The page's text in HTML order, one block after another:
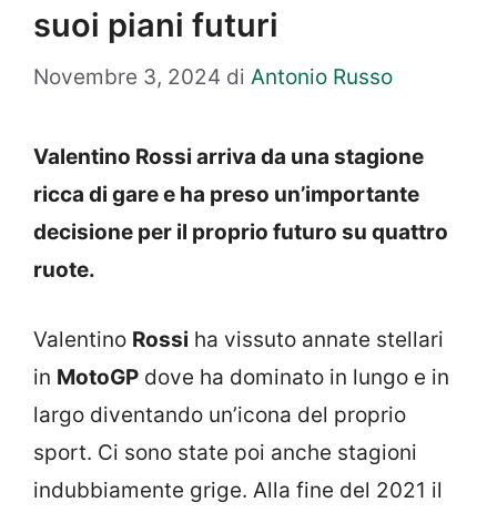
suoi piani futuri
Novembre 3, 2024 di Antonio Russo
Valentino Rossi arriva da una stagione
ricca di gare e ha preso un’importante
decisione per il proprio futuro su quattro
ruote.
Valentino Rossi ha vissuto annate stellari
in MotoGP dove ha dominato in lungo e in
largo diventando un’icona del proprio
sport. Ci sono state poi anche stagioni
indubbiamente grige. Alla fine del 2021 il